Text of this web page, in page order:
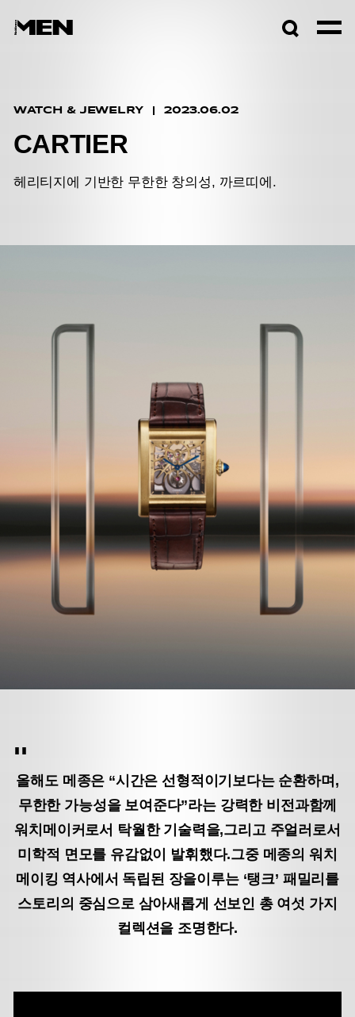
WATCH & JEWELRY 2023.06.02
CARTIER
헤리티지에 기반한 무한한 창의성, 까르띠에.
올해도 메종은 “시간은 선형적이기보다는 순환하며,
무한한 가능성을 보여준다”라는 강력한 비전과함께
워치메이커로서 탁월한 기술력을,그리고 주얼러로서
미학적 면모를 유감없이 발휘했다.그중 메종의 워치
메이킹 역사에서 독립된 장을이루는 ‘탱크’ 패밀리를
스토리의 중심으로 삼아새롭게 선보인 총 여섯 가지
컬렉션을 조명한다.